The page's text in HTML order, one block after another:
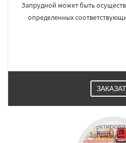
Запрудной может быть
определенных